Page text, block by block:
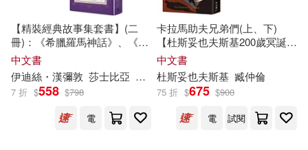
韓毓海(9) 馬可(9)
馬識途(9) 馬龍(9)
高木直子(9) Akira Aono(8)
教育部(34)
江西人民出版社(34)
陝西人民出版社(34)
【精裝經典故事集套書】(二
冊)：《希臘羅馬神話》、《莎
士比亞故事集》
中文書
伊迪絲・漢彌敦 莎士比亞 蘭姆姊弟 余淑慧 謝靜雯
7 折 $558 $798
電
卡拉馬助夫兄弟們(上、下)
【杜斯妥也夫斯基200歲冥誕紀
念版】
中文書
杜斯妥也夫斯基 臧仲倫
75 折 $675 $900
電
試閱